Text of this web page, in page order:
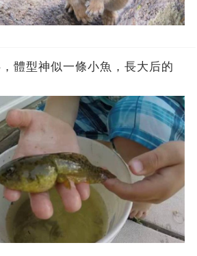
體型神似一條小魚，長大后的